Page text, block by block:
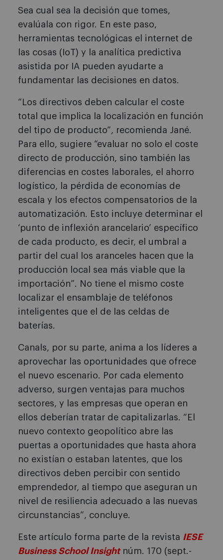
Sea cual sea la decisión que tomes,
evalúala con rigor. En este paso,
herramientas tecnológicas el internet de
las cosas (IoT) y la analítica predictiva
asistida por IA pueden ayudarte a
fundamentar las decisiones en datos.
“Los directivos deben calcular el coste
total que implica la localización en función
del tipo de producto”, recomienda Jané.
Para ello, sugiere “evaluar no solo el coste
directo de producción, sino también las
diferencias en costes laborales, el ahorro
logístico, la pérdida de economías de
escala y los efectos compensatorios de la
automatización. Esto incluye determinar el
‘punto de inflexión arancelario’ específico
de cada producto, es decir, el umbral a
partir del cual los aranceles hacen que la
producción local sea más viable que la
importación”. No tiene el mismo coste
localizar el ensamblaje de teléfonos
inteligentes que el de las celdas de
baterías.
Canals, por su parte, anima a los líderes a
aprovechar las oportunidades que ofrece
el nuevo escenario. Por cada elemento
adverso, surgen ventajas para muchos
sectores, y las empresas que operan en
ellos deberían tratar de capitalizarlas. “El
nuevo contexto geopolítico abre las
puertas a oportunidades que hasta ahora
no existían o estaban latentes, que los
directivos deben percibir con sentido
emprendedor, al tiempo que aseguran un
nivel de resiliencia adecuado a las nuevas
circunstancias”, concluye.
Este artículo forma parte de la revista IESE
Business School Insightnúm. 170 (sept.-